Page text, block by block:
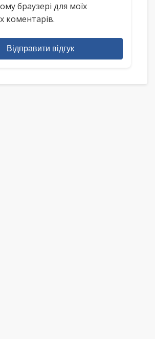
браузері для моїх
коментарів.
Відправити відгук